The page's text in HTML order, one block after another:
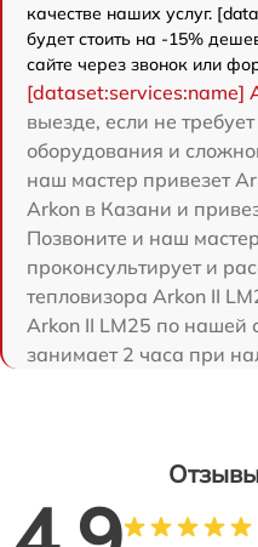
качестве наших услуг.
будет стоить на -15%
сайте через звонок или
[dataset:services:name]
выезде, если не
оборудования и
наш мастер привезет
Arkon в Казани и
Позвоните и наш
проконсультирует и
тепловизора Arkon II
Arkon II LM25 по нашей
занимает 2 часа при